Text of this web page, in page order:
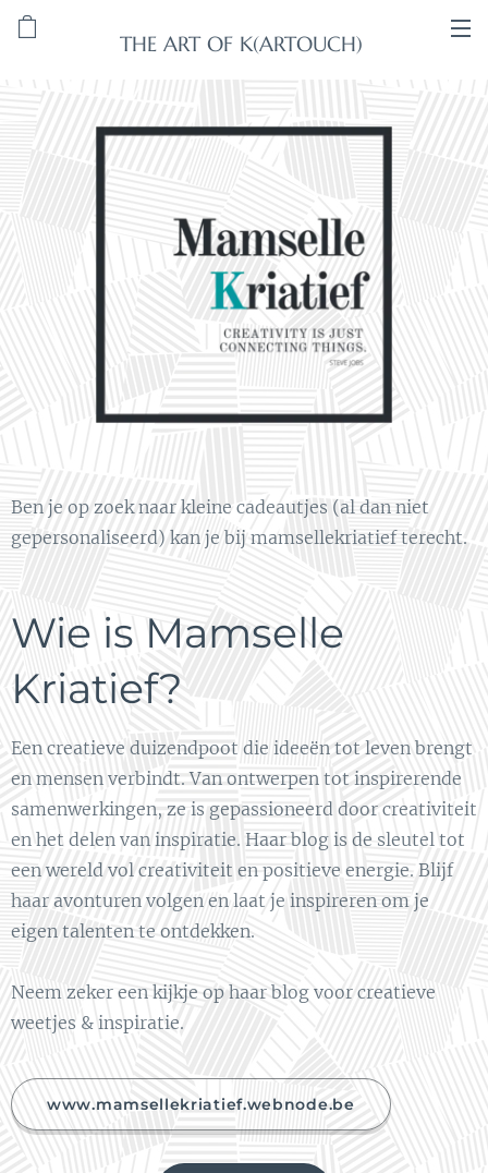
THE ART OF K(ARTOUCH)
Ben je op zoek naar kleine cadeautjes (al dan niet
gepersonaliseerd) kan je bij mamsellekriatief terecht.
Wie is Mamselle
Kriatief?
Een creatieve duizendpoot die ideeën tot leven brengt
en mensen verbindt. Van ontwerpen tot inspirerende
samenwerkingen, ze is gepassioneerd door creativiteit
en het delen van inspiratie. Haar blog is de sleutel tot
een wereld vol creativiteit en positieve energie. Blijf
haar avonturen volgen en laat je inspireren om je
eigen talenten te ontdekken.
Neem zeker een kijkje op haar blog voor creatieve
weetjes & inspiratie.
www.mamsellekriatief.webnode.be